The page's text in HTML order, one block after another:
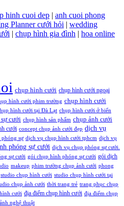
hinh cuoi dep | anh cuoi phong
Planner cưới hỏi | wedding
| chụp hình gia đình | hoa online
chụp hình cưới chụp hình cưới ngoại
hình cưới phim trường chụp hình cưới
hình cưới tại Đà Lạt chụp hình cưới ở biển
cưới chụp hình sản phẩm chụp ảnh cưới
cưới concept chụp ảnh cưới đẹp dịch vụ
sự dịch vụ chụp hình cưới tphcm dịch vụ
phóng sự cưới dịch vụ chụp phóng sự cưới.
sự cưới gói chụp hình phóng sự cưới gói dịch
makeup phim trường chụp ảnh cưới phong
studio chụp hình cưới studio chụp hình cưới tại
chụp ảnh cưới thời trang trẻ trang phục chụp
cưới địa điểm chụp hình cưới địa điểm chụp
ảnh nghệ thuật